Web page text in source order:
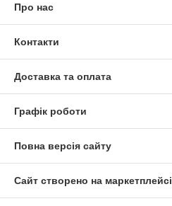
Про нас
Контакти
Доставка та оплата
Графік роботи
Повна версія сайту
Сайт створено на маркетплейсі